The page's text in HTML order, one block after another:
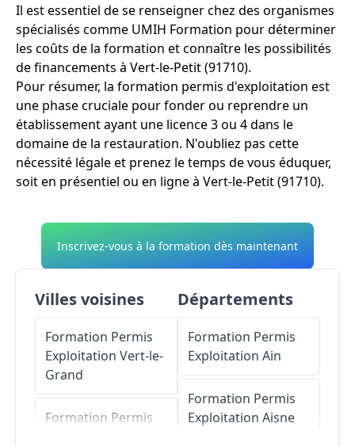
Il est essentiel de se renseigner chez des organismes
spécialisés comme UMIH Formation pour déterminer
les coûts de la formation et connaître les possibilités
de financements à Vert-le-Petit (91710).
Pour résumer, la formation permis d'exploitation est
une phase cruciale pour fonder ou reprendre un
établissement ayant une licence 3 ou 4 dans le
domaine de la restauration. N'oubliez pas cette
nécessité légale et prenez le temps de vous éduquer,
soit en présentiel ou en ligne à Vert-le-Petit (91710).
Inscrivez-vous à la formation dès maintenant
Villes voisines
Formation Permis
Exploitation Vert-le-
Grand
Formation Permis
Départements
Formation Permis
Exploitation Ain
Formation Permis
Exploitation Aisne